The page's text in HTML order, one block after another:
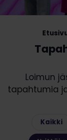
Loimun
tapahtumia
Kaikki